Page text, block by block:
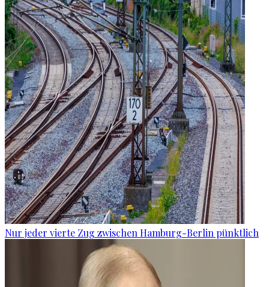
Nur jeder vierte Zug zwischen Hamburg-Berlin pünktlich